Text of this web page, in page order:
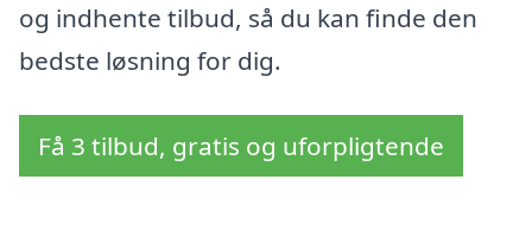
og indhente tilbud, så du kan finde den
bedste løsning for dig.
Få 3 tilbud, gratis og uforpligtende